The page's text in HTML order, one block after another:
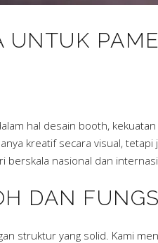
UNTUK
hal desain booth,
kreatif secara visual,
nasional dan
DAN
struktur yang solid. Kami